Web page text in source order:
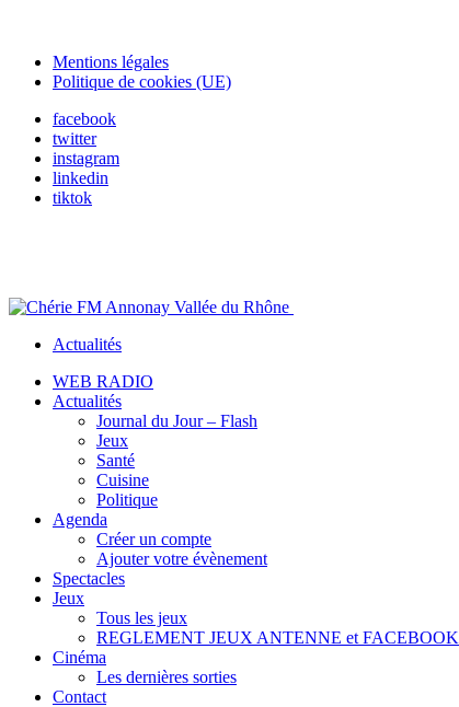
Mentions légales
Politique de cookies (UE)
facebook
twitter
instagram
linkedin
tiktok
Actualités
WEB RADIO
Actualités
Journal du Jour – Flash
Jeux
Santé
Cuisine
Politique
Agenda
Créer un compte
Ajouter votre évènement
Spectacles
Jeux
Tous les jeux
REGLEMENT JEUX ANTENNE et FACEBOOK
Cinéma
Les dernières sorties
Contact